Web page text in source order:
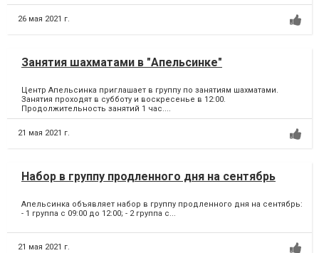
26 мая 2021 г.
Занятия шахматами в "Апельсинке"
Центр Апельсинка приглашает в группу по занятиям шахматами.
Занятия проходят в субботу и воскресенье в 12:00.
Продолжительность занятий 1 час....
21 мая 2021 г.
Набор в группу продленного дня на сентябрь
Апельсинка объявляет набор в группу продленного дня на сентябрь:
- 1 группа с 09:00 до 12:00; - 2 группа c...
21 мая 2021 г.